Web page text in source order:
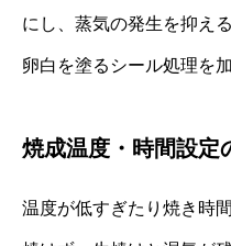
にし、蒸気の発生を抑え
卵白を塗るシール処理を
焼成温度・時間設定
温度が低すぎたり焼き時